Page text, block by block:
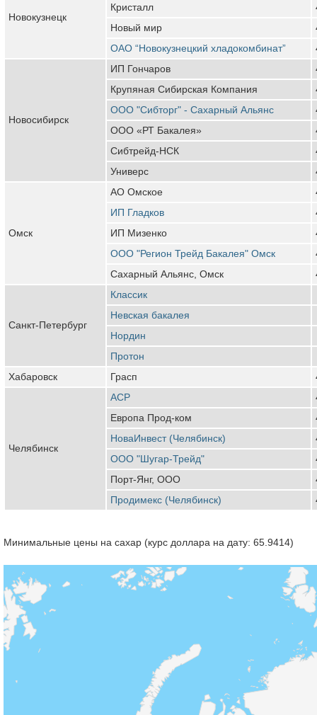
Новокузнецк
Кристалл
Новый мир
ОАО “Новокузнецкий хладокомбинат”
Новосибирск
ИП Гончаров
Крупяная Сибирская Компания
ООО "Сибторг" - Сахарный Альянс
ООО «РТ Бакалея»
Сибтрейд-НСК
Универс
Омск
АО Омское
ИП Гладков
ИП Мизенко
ООО "Регион Трейд Бакалея" Омск
Сахарный Альянс, Омск
Санкт-Петербург
Классик
Невская бакалея
Нордин
Протон
Хабаровск
Грасп
Челябинск
АСР
Европа Прод-ком
НоваИнвест (Челябинск)
ООО "Шугар-Трейд"
Порт-Янг, ООО
Продимекс (Челябинск)
Минимальные цены на сахар (курс доллара на дату: 65.9414)